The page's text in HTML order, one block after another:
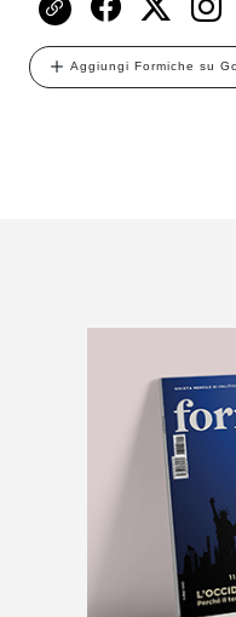
Aggiungi Formiche su